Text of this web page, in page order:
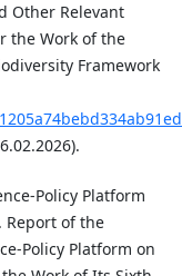
Other Relevant
the Work of the
Framework
Policy Platform
Report of the
Policy Platform on